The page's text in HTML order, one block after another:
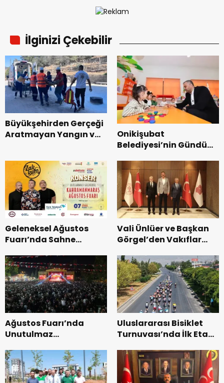
İlginizi Çekebilir
Büyükşehirden Gerçeği
Aratmayan Yangın ve
Onikişubat
Belediyesi’nin Gündüz
dönemin ön kayıtları
başladı.
Geleneksel Ağustos
Fuarı’nda Sahne
Vali Ünlüer ve Başkan
Görgel’den Vakıflar
ziyaret.
Ağustos Fuarı’nda
Unutulmaz
Uluslararası Bisiklet
Turnuvası’nda İlk Etap
Tamamlandı.